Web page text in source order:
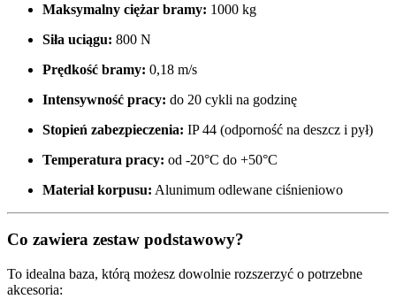
Maksymalny ciężar bramy: 1000 kg
Siła uciągu: 800 N
Prędkość bramy: 0,18 m/s
Intensywność pracy: do 20 cykli na godzinę
Stopień zabezpieczenia: IP 44 (odporność na deszcz i pył)
Temperatura pracy: od -20°C do +50°C
Materiał korpusu: Alunimum odlewane ciśnieniowo
Co zawiera zestaw podstawowy?
To idealna baza, którą możesz dowolnie rozszerzyć o potrzebne
akcesoria: